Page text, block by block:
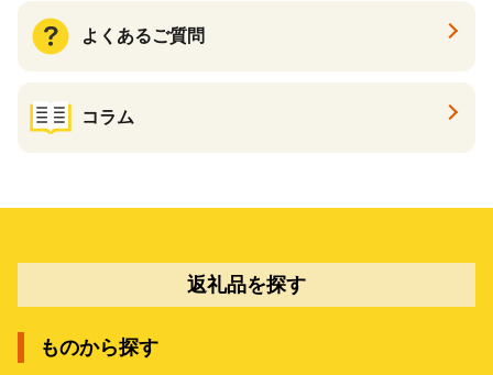
よくあるご質問
コラム
返礼品を探す
ものから探す